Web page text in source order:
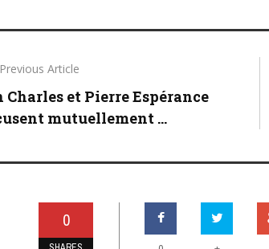
Previous Article
Charles et Pierre Espérance
mutuellement ...
0